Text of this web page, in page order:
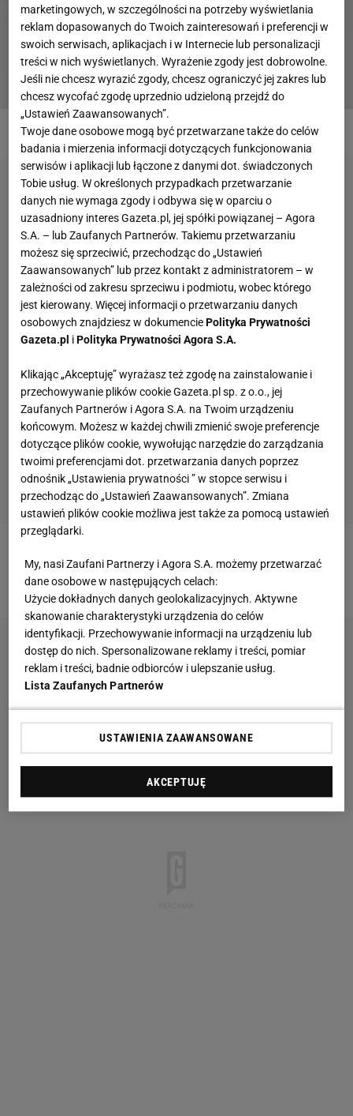
Fot. materiały partnera Zalando
Zobacz, jakie modele sukienek na co dzień
znalazłyśmy w sklepach online.
marketingowych, w szczególności na potrzeby wyświetlania
reklam dopasowanych do Twoich zainteresowań i preferencji w
swoich serwisach, aplikacjach i w Internecie lub personalizacji
treści w nich wyświetlanych. Wyrażenie zgody jest dobrowolne.
Jeśli nie chcesz wyrazić zgody, chcesz ograniczyć jej zakres lub
chcesz wycofać zgodę uprzednio udzieloną przejdź do
„Ustawień Zaawansowanych”.
Twoje dane osobowe mogą być przetwarzane także do celów
badania i mierzenia informacji dotyczących funkcjonowania
serwisów i aplikacji lub łączone z danymi dot. świadczonych
Tobie usług. W określonych przypadkach przetwarzanie
danych nie wymaga zgody i odbywa się w oparciu o
uzasadniony interes Gazeta.pl, jej spółki powiązanej – Agora
S.A. – lub Zaufanych Partnerów. Takiemu przetwarzaniu
możesz się sprzeciwić, przechodząc do „Ustawień
Zaawansowanych” lub przez kontakt z administratorem – w
zależności od zakresu sprzeciwu i podmiotu, wobec którego
jest kierowany. Więcej informacji o przetwarzaniu danych
osobowych znajdziesz w dokumencie Polityka Prywatności
Gazeta.pl i Polityka Prywatności Agora S.A.
Klikając „Akceptuję” wyrażasz też zgodę na zainstalowanie i
przechowywanie plików cookie Gazeta.pl sp. z o.o., jej
Zaufanych Partnerów i Agora S.A. na Twoim urządzeniu
końcowym. Możesz w każdej chwili zmienić swoje preferencje
dotyczące plików cookie, wywołując narzędzie do zarządzania
twoimi preferencjami dot. przetwarzania danych poprzez
odnośnik „Ustawienia prywatności ” w stopce serwisu i
przechodząc do „Ustawień Zaawansowanych”. Zmiana
ustawień plików cookie możliwa jest także za pomocą ustawień
przeglądarki.
My, nasi Zaufani Partnerzy i Agora S.A. możemy przetwarzać
dane osobowe w następujących celach:
Użycie dokładnych danych geolokalizacyjnych. Aktywne
skanowanie charakterystyki urządzenia do celów
identyfikacji. Przechowywanie informacji na urządzeniu lub
dostęp do nich. Spersonalizowane reklamy i treści, pomiar
reklam i treści, badnie odbiorców i ulepszanie usług.
Lista Zaufanych Partnerów
USTAWIENIA ZAAWANSOWANE
AKCEPTUJĘ